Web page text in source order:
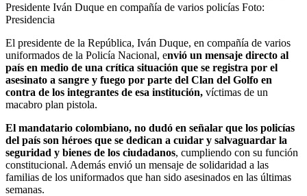
Presidente Iván Duque en compañía de varios policías Foto:
Presidencia
El presidente de la República, Iván Duque, en compañía de varios
uniformados de la Policía Nacional, envió un mensaje directo al
país en medio de una crítica situación que se registra por el
asesinato a sangre y fuego por parte del Clan del Golfo en
contra de los integrantes de esa institución, víctimas de un
macabro plan pistola.
El mandatario colombiano, no dudó en señalar que los policías
del país son héroes que se dedican a cuidar y salvaguardar la
seguridad y bienes de los ciudadanos, cumpliendo con su función
constitucional. Además envió un mensaje de solidaridad a las
familias de los uniformados que han sido asesinados en las últimas
semanas.